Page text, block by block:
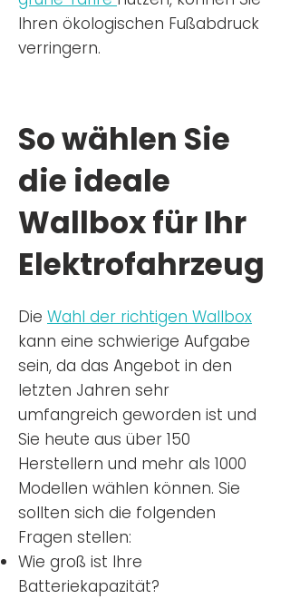
Ihren ökologischen Fußabdruck
verringern.
So wählen Sie
die ideale
Wallbox für Ihr
Elektrofahrzeug
Die Wahl der richtigen Wallbox
kann eine schwierige Aufgabe
sein, da das Angebot in den
letzten Jahren sehr
umfangreich geworden ist und
Sie heute aus über 150
Herstellern und mehr als 1000
Modellen wählen können. Sie
sollten sich die folgenden
Fragen stellen:
Wie groß ist Ihre
Batteriekapazität?